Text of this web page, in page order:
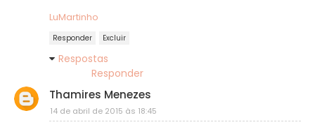
LuMartinho
Responder Excluir
Respostas
Responder
Thamires Menezes
14 de abril de 2015 às 18:45